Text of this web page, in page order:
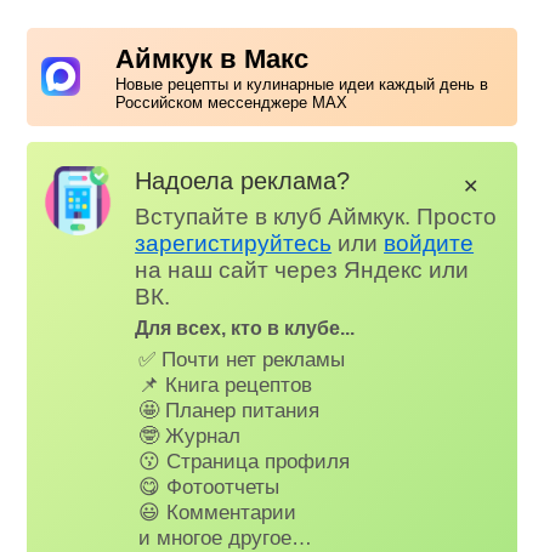
Аймкук в Макс
Новые рецепты и кулинарные идеи каждый день в
Российском мессенджере MAX
Надоела реклама?
Вступайте в клуб Аймкук. Просто
зарегистируйтесь или войдите
на наш сайт через Яндекс или
ВК.
Для всех, кто в клубе...
✅ Почти нет рекламы
📌 Книга рецептов
🤩 Планер питания
🤓 Журнал
😗 Страница профиля
😋 Фотоотчеты
😃 Комментарии
и многое другое…
✕